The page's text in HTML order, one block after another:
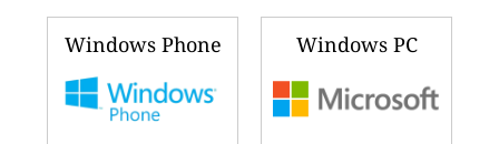
Windows Phone Windows PC